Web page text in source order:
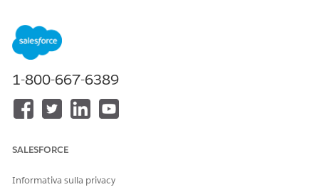
Sintassi
Argomenti
1-800-667-6389
SALESFORCE
Informativa sulla privacy